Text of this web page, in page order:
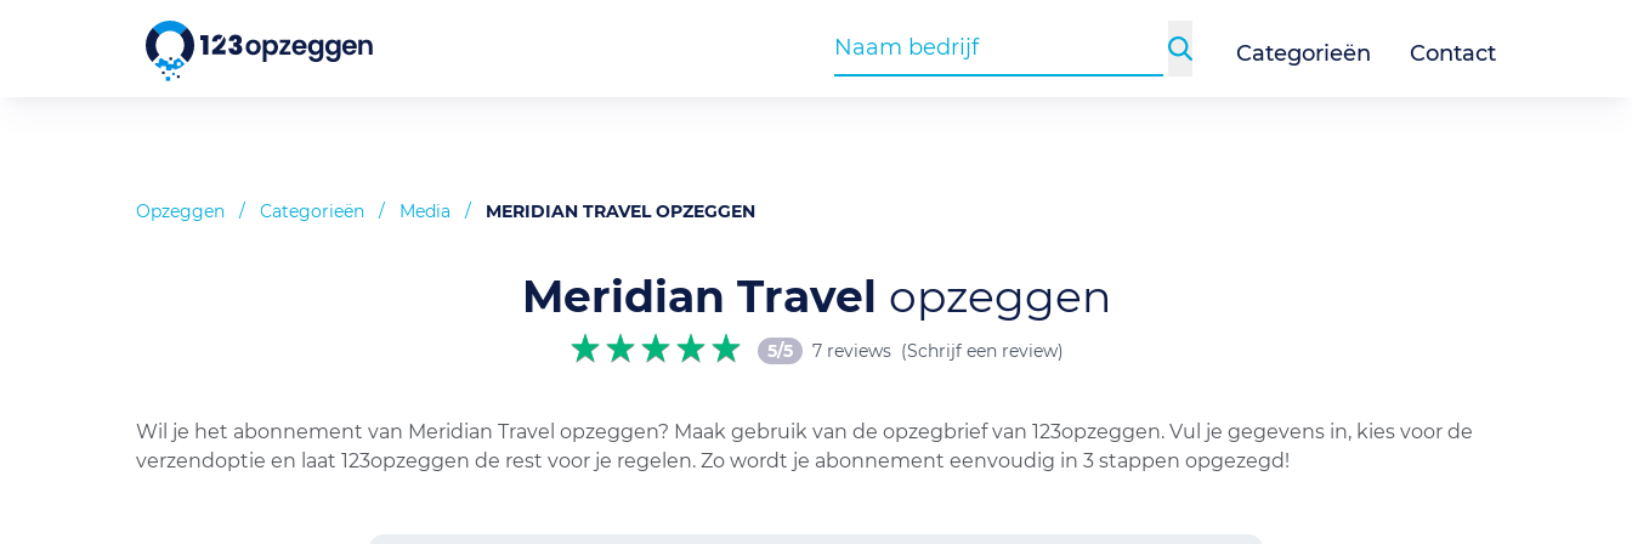
Categorieën Contact
Opzeggen / Categorieën / Media / MERIDIAN TRAVEL OPZEGGEN
Meridian Travel opzeggen
5/5 7 reviews (Schrijf een review)
Wil je het abonnement van Meridian Travel opzeggen? Maak gebruik van de opzegbrief van 123opzeggen. Vul je gegevens in, kies voor de
verzendoptie en laat 123opzeggen de rest voor je regelen. Zo wordt je abonnement eenvoudig in 3 stappen opgezegd!